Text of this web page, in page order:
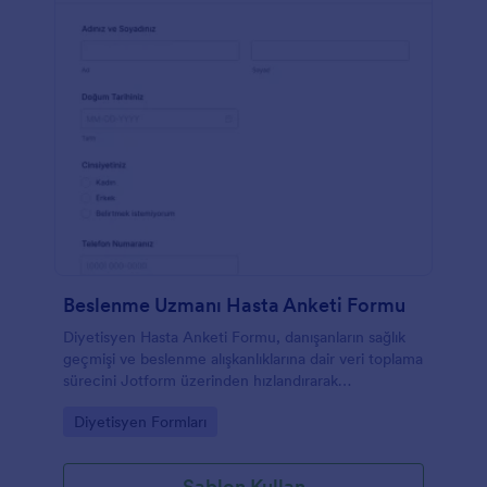
Formu şablonumuzu hemen kullanmaya başlayın.
Beslenme Uzmanı Hasta Anketi Formu
Diyetisyen Hasta Anketi Formu, danışanların sağlık
geçmişi ve beslenme alışkanlıklarına dair veri toplama
sürecini Jotform üzerinden hızlandırarak
Go to Category:
Diyetisyen Formları